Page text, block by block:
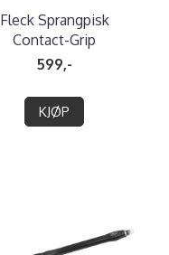
Fleck Sprangpisk
Contact-Grip
599,-
KJØP